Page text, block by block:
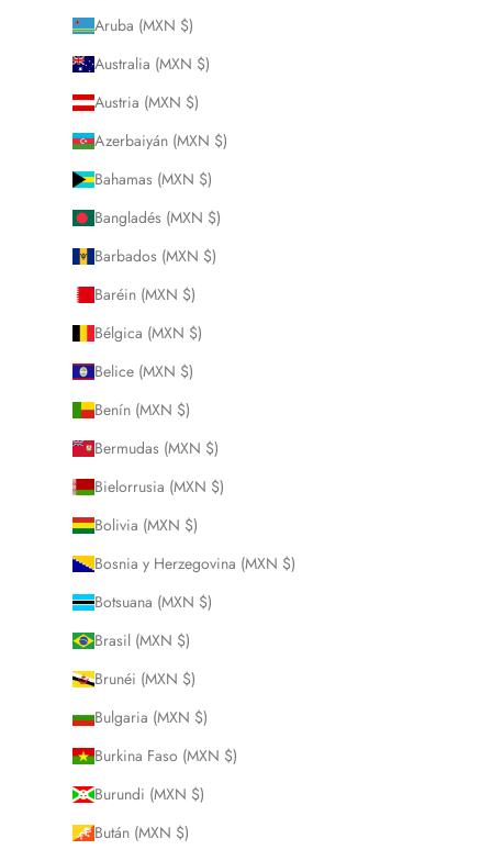
Aruba (MXN $)
Australia (MXN $)
Austria (MXN $)
Azerbaiyán (MXN $)
Bahamas (MXN $)
Bangladés (MXN $)
Barbados (MXN $)
Baréin (MXN $)
Bélgica (MXN $)
Belice (MXN $)
Benín (MXN $)
Bermudas (MXN $)
Bielorrusia (MXN $)
Bolivia (MXN $)
Bosnia y Herzegovina (MXN $)
Botsuana (MXN $)
Brasil (MXN $)
Brunéi (MXN $)
Bulgaria (MXN $)
Burkina Faso (MXN $)
Burundi (MXN $)
Bután (MXN $)